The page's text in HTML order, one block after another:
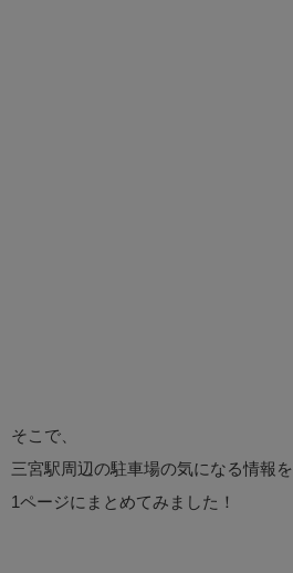
そこで、
三宮駅周辺の駐車場の気になる情報を
1ページにまとめてみました！